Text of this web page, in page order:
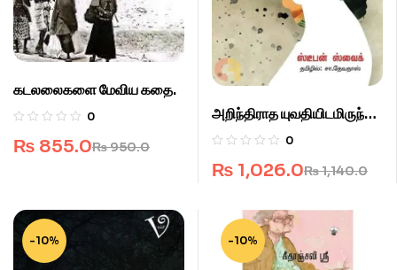
கடலலைகளை மேவிய கதை.
0
₨950.0
₨ 855.0
அறிந்திராத யுவதியிடமிருந்து
கடிதம்.
0
₨1,140.0
₨ 1,026.0
-10% -10%